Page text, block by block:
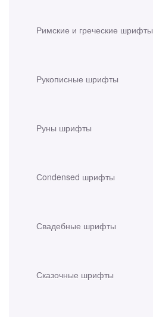
Римские и греческие шрифты
Рукописные шрифты
Руны шрифты
Сondensed шрифты
Свадебные шрифты
Сказочные шрифты